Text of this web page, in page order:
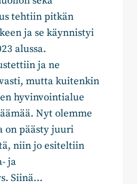
tehtiin pitkän
ja se käynnistyi
alussa.
ja ne
mutta kuitenkin
hyvinvointialue
Nyt olemme
on päästy juuri
niin jo esiteltiin
ja
Siinä…